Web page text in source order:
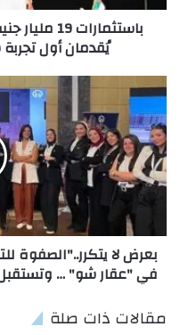
يُقدمان أول
في "عقار شو" … وتستقبل 1000زيارة بجناحها في
مقالات ذات صلة